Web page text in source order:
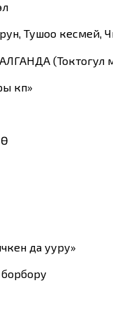
Тушоо кесмей,
(Токтогул
көп»
да ууру»